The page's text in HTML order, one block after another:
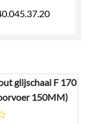
glijschaal F 170
150MM)